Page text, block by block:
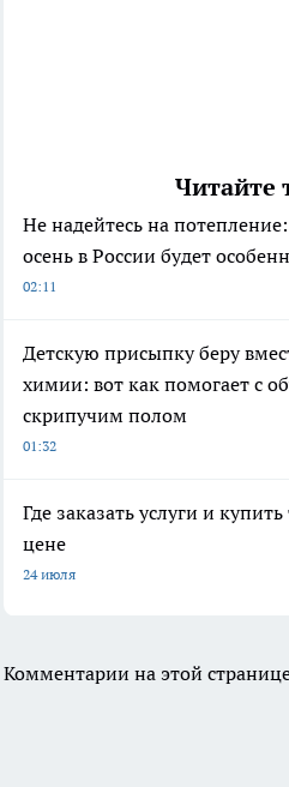
Читайте
Не надейтесь на
осень в России будет
02:11
Детскую присыпку беру
химии: вот как помогает с
скрипучим полом
01:32
Где заказать услуги и
цене
24 июля
Комментарии на этой